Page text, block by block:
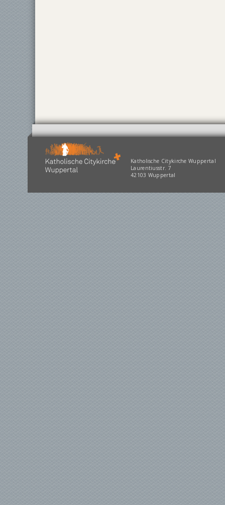
Katholische Citykirche Wuppertal
Laurentiusstr. 7
42103 Wuppertal